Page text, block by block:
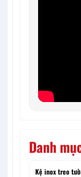
Danh
Kệ inox treo